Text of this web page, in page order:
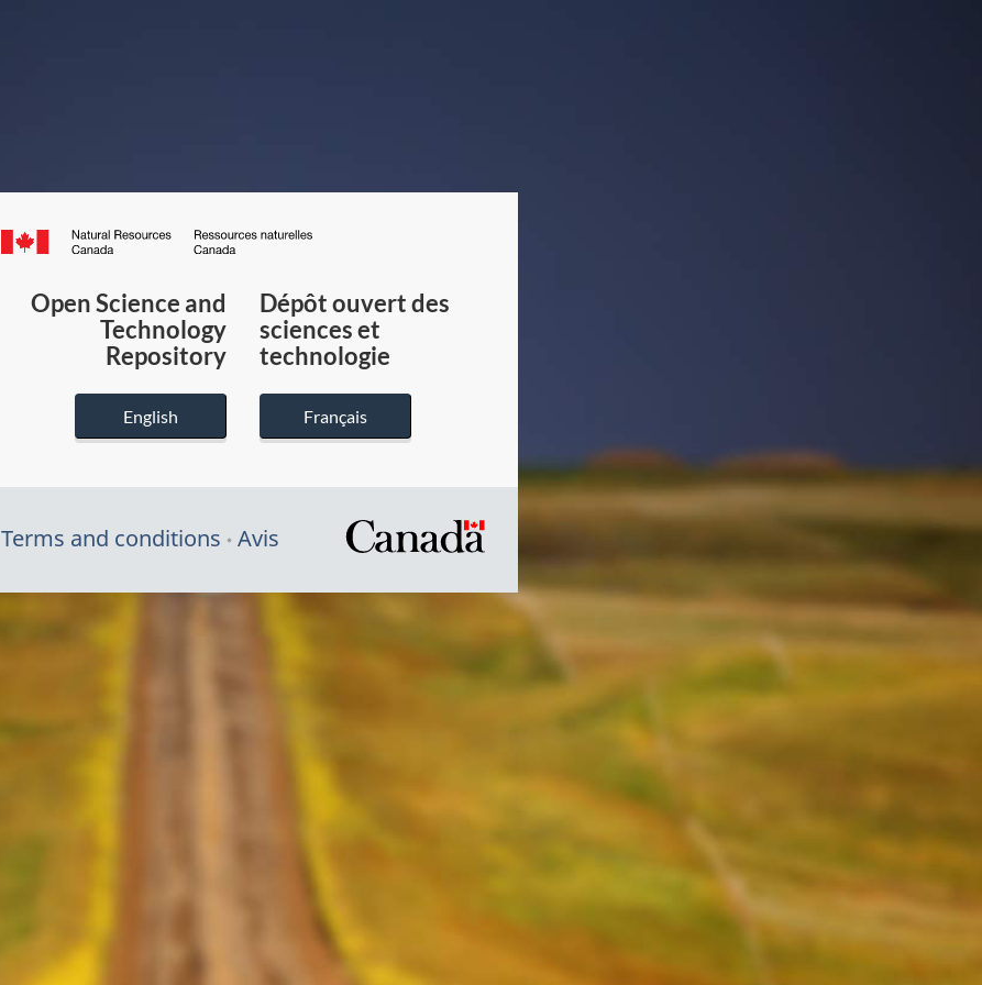
Canada.ca
du
Canada
Open Science and
Technology
Repository
English
Dépôt ouvert des
sciences et
technologie
Français
Terms and conditions Avis
/
Symbole
du
gouvernement
du